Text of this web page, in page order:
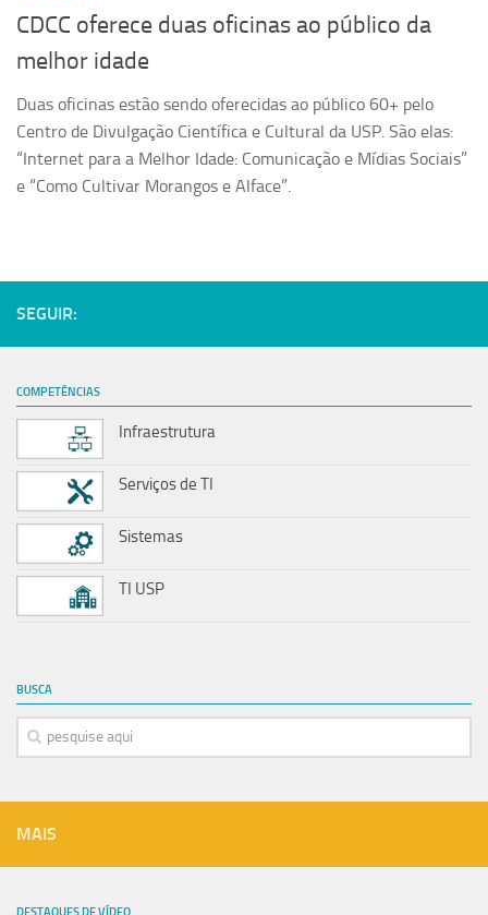
CDCC oferece duas oficinas ao público da
melhor idade
Duas oficinas estão sendo oferecidas ao público 60+ pelo
Centro de Divulgação Científica e Cultural da USP. São elas:
“Internet para a Melhor Idade: Comunicação e Mídias Sociais”
e “Como Cultivar Morangos e Alface”.
SEGUIR:
COMPETÊNCIAS
Infraestrutura
Serviços de TI
Sistemas
TI USP
BUSCA
MAIS